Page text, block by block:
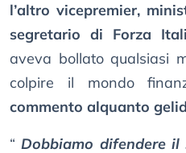
l’altro vicepremier,
segretario di Forza
aveva bollato qualsiasi
colpire il mondo
commento alquanto
“ Dobbiamo difendere il